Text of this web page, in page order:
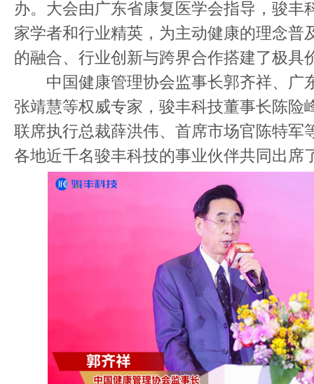
办。大会由广东省康复医学会指导，骏丰
家学者和行业精英，为主动健康的理念普
的融合、行业创新与跨界合作搭建了极具
中国健康管理协会监事长郭齐祥、广
张靖慧等权威专家，骏丰科技董事长陈险
联席执行总裁薛洪伟、首席市场官陈特军
各地近千名骏丰科技的事业伙伴共同出席